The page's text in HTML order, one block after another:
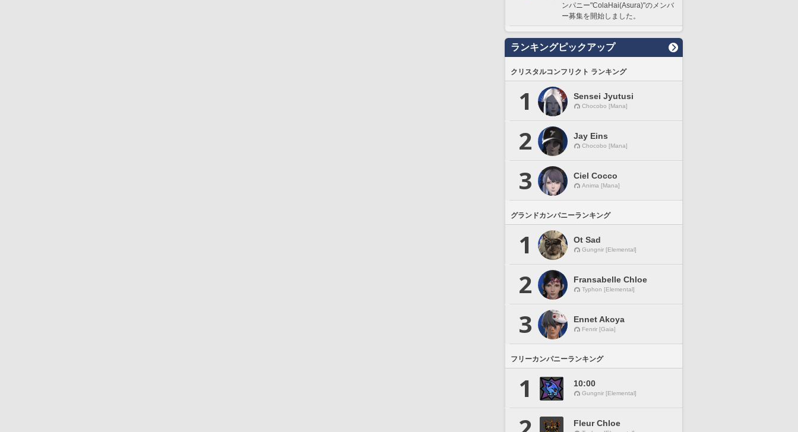
ンパニー"ColaHai(Asura)"のメンバ
ー募集を開始しました。
ランキングピックアップ
クリスタルコンフリクト ランキング
1 Sensei Jyutusi
Chocobo [Mana]
2 Jay Eins
Chocobo [Mana]
3 Ciel Cocco
Anima [Mana]
グランドカンパニーランキング
1 Ot Sad
Gungnir [Elemental]
2 Fransabelle Chloe
Typhon [Elemental]
3 Ennet Akoya
Fenrir [Gaia]
フリーカンパニーランキング
1 10:00
Gungnir [Elemental]
Fleur Chloe